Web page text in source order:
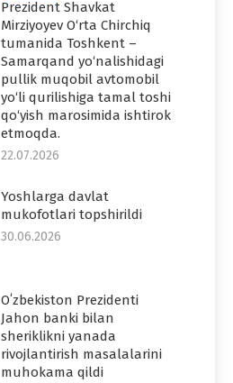
Prezident Shavkat
Mirziyoyev O‘rta Chirchiq
tumanida Toshkent –
Samarqand yo‘nalishidagi
pullik muqobil avtomobil
yo‘li qurilishiga tamal toshi
qo‘yish marosimida ishtirok
etmoqda.
22.07.2026
Yoshlarga davlat
mukofotlari topshirildi
30.06.2026
Oʻzbekiston Prezidenti
Jahon banki bilan
sheriklikni yanada
rivojlantirish masalalarini
muhokama qildi